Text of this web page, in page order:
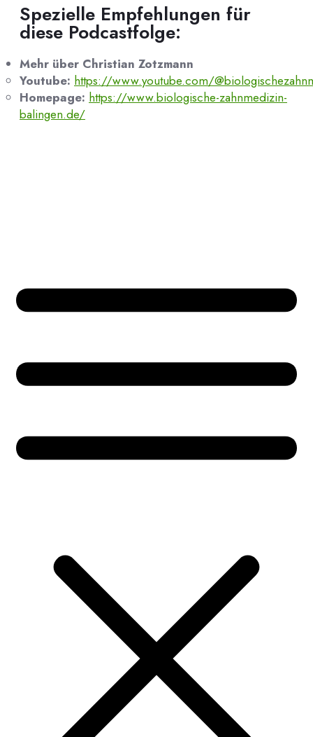
Spezielle Empfehlungen für
diese Podcastfolge:
Mehr über Christian Zotzmann
Youtube: https://www.youtube.com/
Homepage: https://www.biologische-zahnmedizin-
balingen.de/